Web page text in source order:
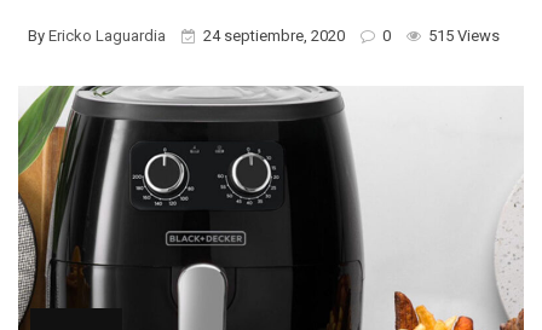
By Ericko Laguardia 24 septiembre, 2020 0 515 Views